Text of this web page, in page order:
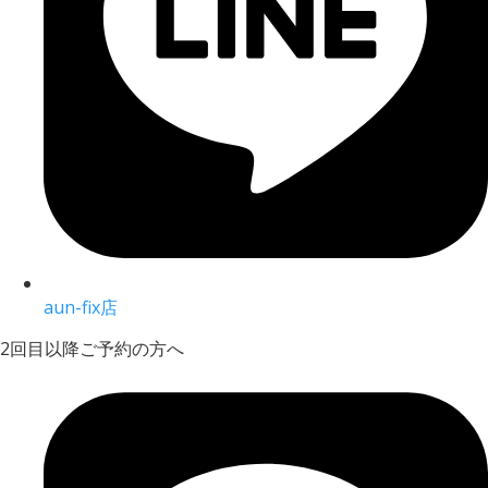
aun-fix店
2回目以降ご予約の方へ